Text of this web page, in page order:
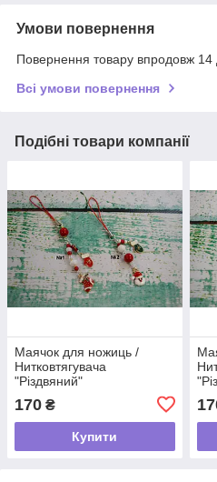
Умови повернення
Повернення товару впродовж 14
Всі умови повернення
Подібні товари компанії
Маячок для ножиць /
Нитковтягувача
"Різдвяний"
170 ₴
Купити